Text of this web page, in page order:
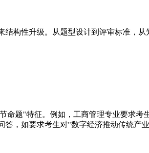
构性升级。从题型设计到评审标准，
命题"特征。例如，工商管理专业要求
，如要求考生对"数字经济推动传统产